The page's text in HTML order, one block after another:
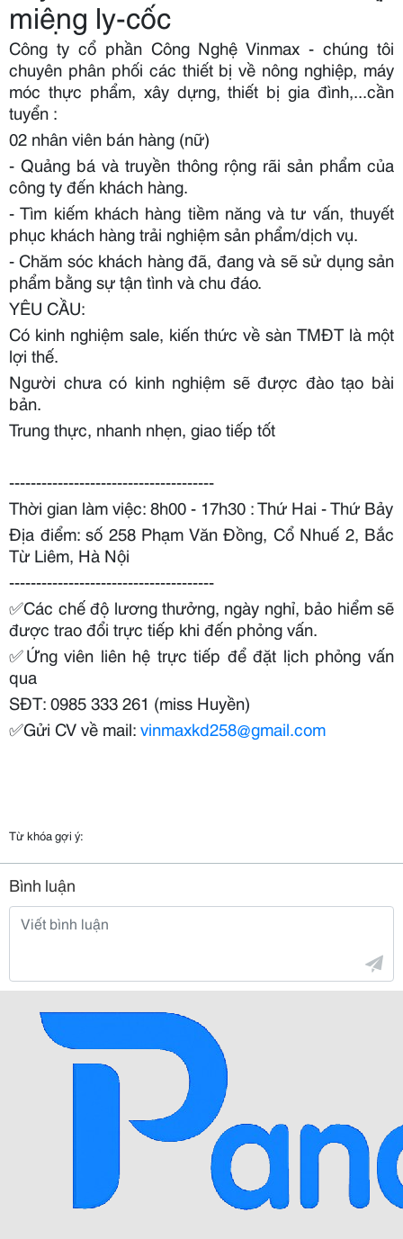
miệng ly-cốc
Công ty cổ phần Công Nghệ Vinmax - chúng tôi
chuyên phân phối các thiết bị về nông nghiệp, máy
móc thực phẩm, xây dựng, thiết bị gia đình,...cần
tuyển :
02 nhân viên bán hàng (nữ)
- Quảng bá và truyền thông rộng rãi sản phẩm của
công ty đến khách hàng.
- Tìm kiếm khách hàng tiềm năng và tư vấn, thuyết
phục khách hàng trải nghiệm sản phẩm/dịch vụ.
- Chăm sóc khách hàng đã, đang và sẽ sử dụng sản
phẩm bằng sự tận tình và chu đáo.
YÊU CẦU:
Có kinh nghiệm sale, kiến thức về sàn TMĐT là một
lợi thế.
Người chưa có kinh nghiệm sẽ được đào tạo bài
bản.
Trung thực, nhanh nhẹn, giao tiếp tốt
--------------------------------------
Thời gian làm việc: 8h00 - 17h30 : Thứ Hai - Thứ Bảy
Địa điểm: số 258 Phạm Văn Đồng, Cổ Nhuế 2, Bắc
Từ Liêm, Hà Nội
--------------------------------------
✅Các chế độ lương thưởng, ngày nghỉ, bảo hiểm sẽ
được trao đổi trực tiếp khi đến phỏng vấn.
✅Ứng viên liên hệ trực tiếp để đặt lịch phỏng vấn
qua
SĐT: 0985 333 261 (miss Huyền)
✅Gửi CV về mail:vinmaxkd258@gmail.com
Từ khóa gợi ý:
Bình luận